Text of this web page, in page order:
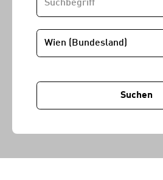
STANDORT
Suchen